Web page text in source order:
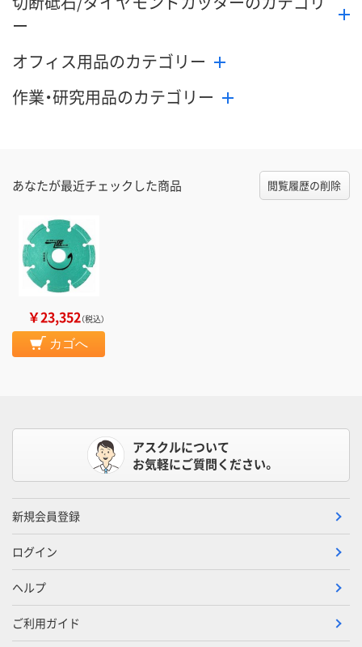
数量 数量 数量
ー
オフィス用品のカテゴリー
作業・研究用品のカテゴリー
あなたが最近チェックした商品 閲覧履歴の削除
￥23,352（税込）
カゴへ
アスクルについて
お気軽にご質問ください。
新規会員登録
ログイン
ヘルプ
ご利用ガイド